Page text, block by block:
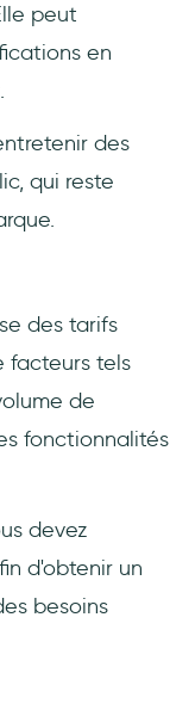
peut
en
des
qui reste
des tarifs
facteurs tels
de
fonctionnalités
devez
d'obtenir un
besoins